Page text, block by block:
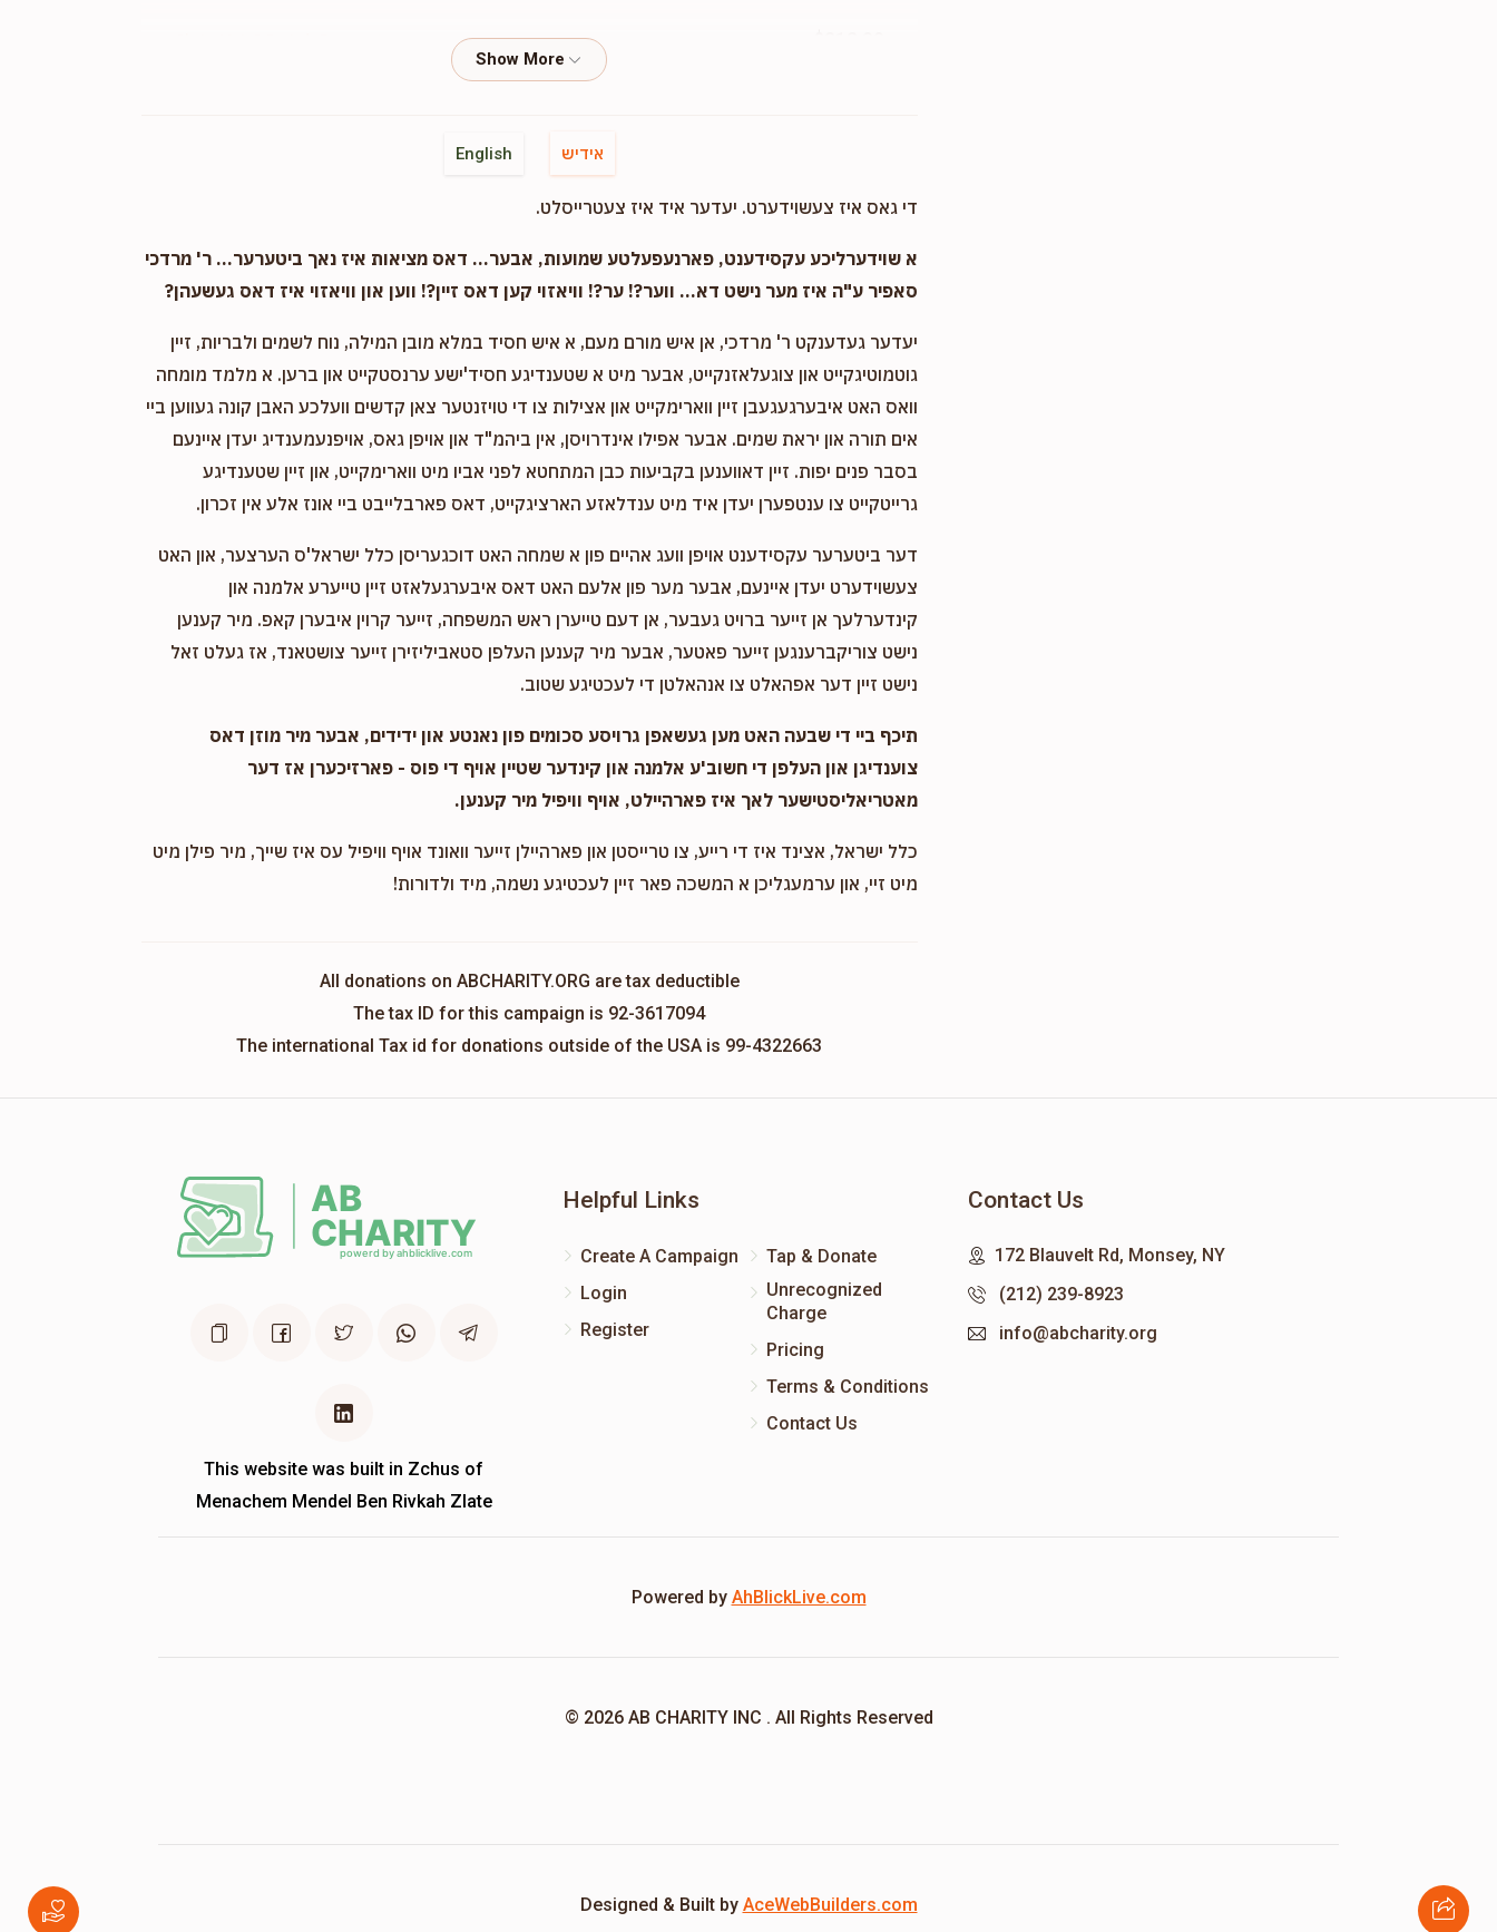
Chaim Meir & Breindy Rapoport
Chaim Meir & Breindy Rapoport $180.00
גיב א שיינע נדבה פון
Kiryas Joel Pharmacy
11 months ago
English אידיש
די גאס איז צעשוידערט. יעדער איד איז צעטרייסלט.
א שוידערליכע עקסידענט, פארנעפעלטע שמועות, אבער... דאס מציאות איז נאך ביטערער... ר' מרדכי
סאפיר ע"ה איז מער נישט דא... ווער?! ער?! וויאזוי קען דאס זיין?! ווען און וויאזוי איז דאס געשעהן?
יעדער געדענקט ר' מרדכי, אן איש מורם מעם, א איש חסיד במלא מובן המילה, נוח לשמים ולבריות, זיין
גוטמוטיגקייט און צוגעלאזנקייט, אבער מיט א שטענדיגע חסיד'ישע ערנסטקייט און ברען. א מלמד מומחה
וואס האט איבערגעגעבן זיין ווארימקייט און אצילות צו די טויזנטער צאן קדשים וועלכע האבן קונה געווען ביי
אים תורה און יראת שמים. אבער אפילו אינדרויסן, אין ביהמ"ד און אויפן גאס, אויפנעמענדיג יעדן איינעם
בסבר פנים יפות. זיין דאווענען בקביעות כבן המתחטא לפני אביו מיט ווארימקייט, און זיין שטענדיגע
גרייטקייט צו ענטפערן יעדן איד מיט ענדלאזע הארציגקייט, דאס פארבלייבט ביי אונז אלע אין זכרון.
דער ביטערער עקסידענט אויפן וועג אהיים פון א שמחה האט דוכגעריסן כלל ישראל'ס הערצער, און האט
צעשוידערט יעדן איינעם, אבער מער פון אלעם האט דאס איבערגעלאזט זיין טייערע אלמנה און
קינדערלעך אן זייער ברויט געבער, אן דעם טייערן ראש המשפחה, זייער קרוין איבערן קאפ. מיר קענען
נישט צוריקברענגען זייער פאטער, אבער מיר קענען העלפן סטאביליזירן זייער צושטאנד, אז געלט זאל
נישט זיין דער אפהאלט צו אנהאלטן די לעכטיגע שטוב.
תיכף ביי די שבעה האט מען געשאפן גרויסע סכומים פון נאנטע און ידידים, אבער מיר מוזן דאס
צוענדיגן און העלפן די חשוב'ע אלמנה און קינדער שטיין אויף די פוס - פארזיכערן אז דער
מאטריאליסטישער לאך איז פארהיילט, אויף וויפיל מיר קענען.
כלל ישראל, אצינד איז די רייע, צו טרייסטן און פארהיילן זייער וואונד אויף וויפיל עס איז שייך, מיר פילן מיט
מיט זיי, און ערמעגליכן א המשכה פאר זיין לעכטיגע נשמה, מיד ולדורות!
All donations on ABCHARITY.ORG are tax deductible
The tax ID for this campaign is 92-3617094
The international Tax id for donations outside of the USA is 99-4322663
This website was built in Zchus of
Menachem Mendel Ben Rivkah Zlate
Helpful Links
Create A Campaign
Login
Register
Tap & Donate
Unrecognized
Charge
Pricing
Terms & Conditions
Contact Us
Contact Us
172 Blauvelt Rd, Monsey, NY
(212) 239-8923
info@abcharity.org
Powered by AhBlickLive.com
© 2026 AB CHARITY INC . All Rights Reserved
Designed & Built by AceWebBuilders.com